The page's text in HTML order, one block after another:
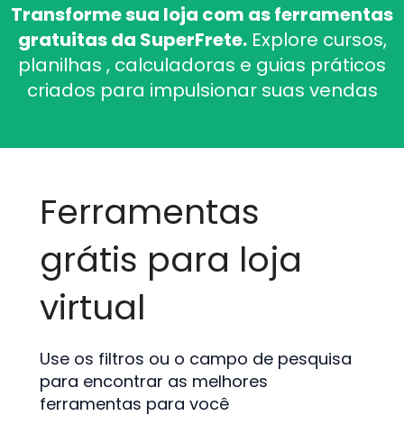
Transforme sua loja com as ferramentas
gratuitas da SuperFrete.Explore cursos,
planilhas , calculadoras e guias práticos
criados para impulsionar suas vendas
Ferramentas
grátis para loja
virtual
Use os filtros ou o campo de pesquisa
para encontrar as melhores
ferramentas para você